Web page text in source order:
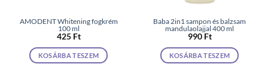
AMODENT Whitening fogkrém
100 ml
425 Ft
KOSÁRBA TESZEM
Baba 2in1 sampon és balzsam
mandulaolajjal 400 ml
990 Ft
KOSÁRBA TESZEM